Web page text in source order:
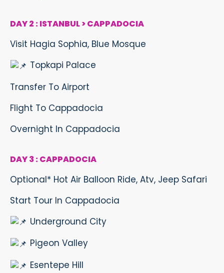
DAY 2 : ISTANBUL > CAPPADOCIA
Visit Hagia Sophia, Blue Mosque
Topkapi Palace
Transfer To Airport
Flight To Cappadocia
Overnight In Cappadocia
DAY 3 : CAPPADOCIA
Optional* Hot Air Balloon Ride, Atv, Jeep Safari
Start Tour In Cappadocia
Underground City
Pigeon Valley
Esentepe Hill